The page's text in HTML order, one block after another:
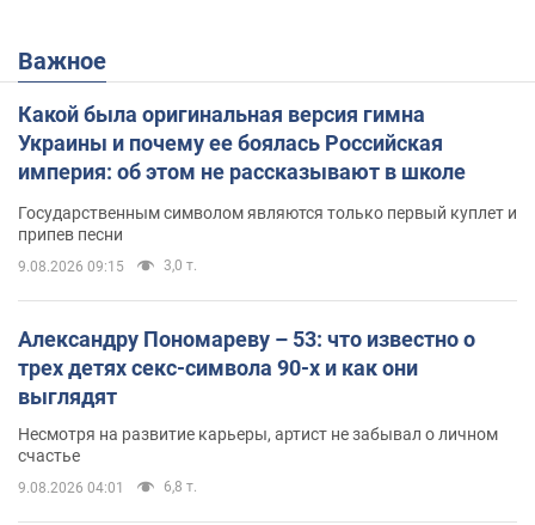
Важное
Какой была оригинальная версия гимна
Украины и почему ее боялась Российская
империя: об этом не рассказывают в школе
Государственным символом являются только первый куплет и
припев песни
9.08.2026 09:15 3,0 т.
Александру Пономареву – 53: что известно о
трех детях секс-символа 90-х и как они
выглядят
Несмотря на развитие карьеры, артист не забывал о личном
счастье
9.08.2026 04:01 6,8 т.